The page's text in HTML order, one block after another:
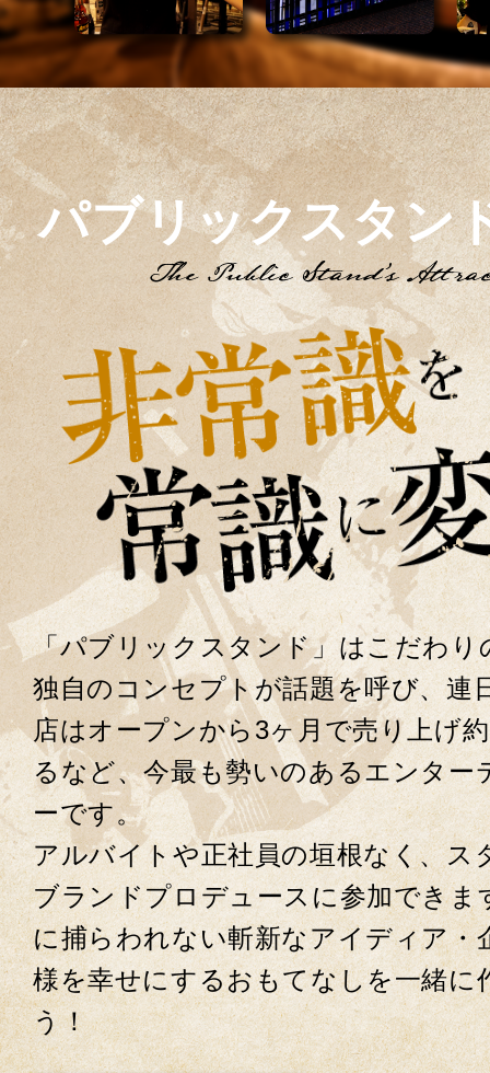
パブリックスタン
「パブリックスタンド」はこだわり
独自のコンセプトが話題を呼び、連
店はオープンから3ヶ月で売り上げ
るなど、今最も勢いのあるエンター
ーです。
アルバイトや正社員の垣根なく、ス
ブランドプロデュースに参加できま
に捕らわれない斬新なアイディア・
様を幸せにするおもてなしを一緒に
う！